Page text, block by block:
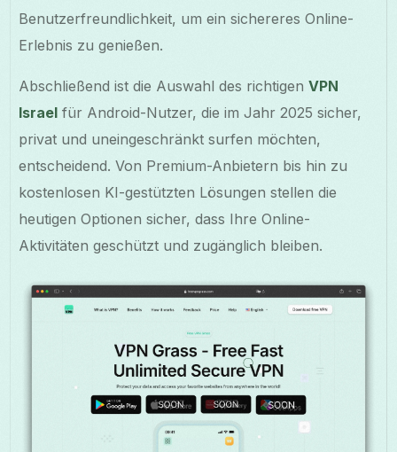
Benutzerfreundlichkeit, um ein sichereres Online-
Erlebnis zu genießen.
Abschließend ist die Auswahl des richtigenVPN
Israel für Android-Nutzer, die im Jahr 2025 sicher,
privat und uneingeschränkt surfen möchten,
entscheidend. Von Premium-Anbietern bis hin zu
kostenlosen KI-gestützten Lösungen stellen die
heutigen Optionen sicher, dass Ihre Online-
Aktivitäten geschützt und zugänglich bleiben.